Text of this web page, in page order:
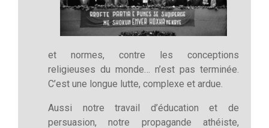
et normes, contre les conceptions
religieuses du monde… n’est pas terminée.
C’est une longue lutte, complexe et ardue.
Aussi notre travail d’éducation et de
persuasion, notre propagande athéiste,